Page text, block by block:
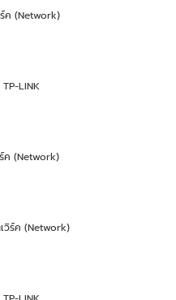
ค (Network)
TP-LINK
ค (Network)
วิร์ค (Network)